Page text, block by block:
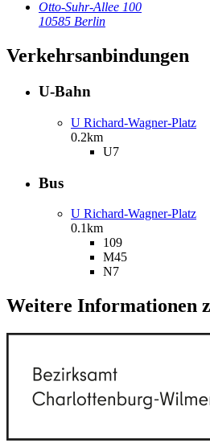
Otto-Suhr-Allee 100
10585 Berlin
Verkehrsanbindungen
U-Bahn
U Richard-Wagner-Platz
0.2km
U7
Bus
U Richard-Wagner-Platz
0.1km
109
M45
N7
Weitere Informationen